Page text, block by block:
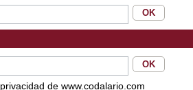
de www.codalario.com